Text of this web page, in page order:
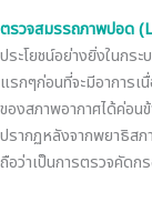
ตรวจสมรรถภาพปอด (
ประโยชน์อย่างยิ่งในกร
แรกๆก่อนที่จะมีอาการเ
ของสภาพอากาศได้ค่อน
ปรากฏหลังจากพยาธิส
ถือว่าเป็นการตรวจคัดก